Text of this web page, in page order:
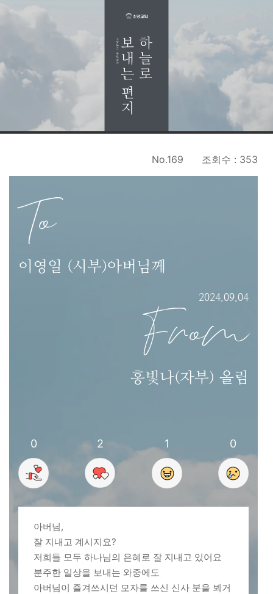
No.169 조회수 : 353
To
이영일 (시부)아버님께
2024.09.04
From
홍빛나(자부) 올림
0 2 1 0
아버님,
잘 지내고 계시지요?
저희들 모두 하나님의 은혜로 잘 지내고 있어요
분주한 일상을 보내는 와중에도
아버님이 즐겨쓰시던 모자를 쓰신 신사 분을 뵈거